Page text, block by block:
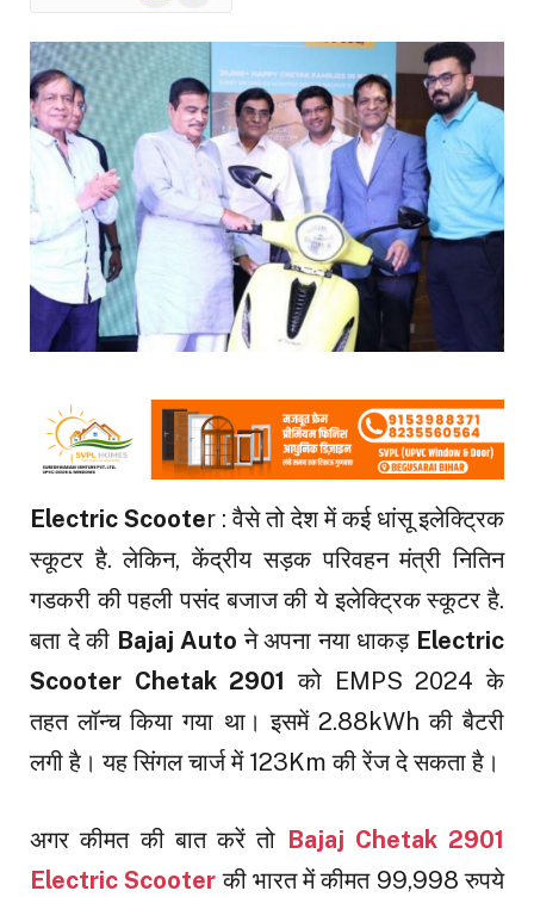
Electric Scooter : वैसे तो देश में कई धांसू इलेक्ट्रिक
स्कूटर है. लेकिन, केंद्रीय सड़क परिवहन मंत्री नितिन
गडकरी की पहली पसंद बजाज की ये इलेक्ट्रिक स्कूटर है.
बता दे की Bajaj Auto ने अपना नया धाकड़ Electric
Scooter Chetak 2901को EMPS 2024 के
तहत लॉन्च किया गया था। इसमें 2.88kWh की बैटरी
लगी है। यह सिंगल चार्ज में 123Km की रेंज दे सकता है।
अगर कीमत की बात करें तो Bajaj Chetak 2901
Electric Scooter की भारत में कीमत 99,998 रुपये